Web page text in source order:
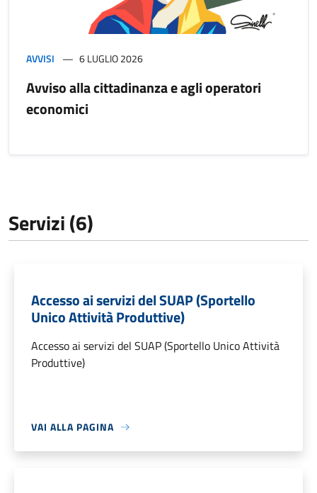
AVVISI 6 LUGLIO 2026
Avviso alla cittadinanza e agli operatori
economici
Servizi (6)
Accesso ai servizi del SUAP (Sportello
Unico Attività Produttive)
Accesso ai servizi del SUAP (Sportello Unico Attività
Produttive)
VAI ALLA PAGINA